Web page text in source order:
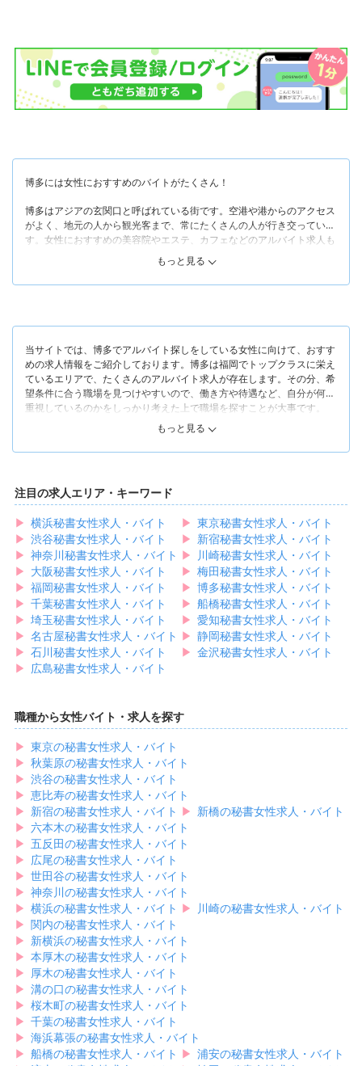
博多には女性におすすめのバイトがたくさん！
博多はアジアの玄関口と呼ばれている街です。空港や港からのアクセス
がよく、地元の人から観光客まで、常にたくさんの人が行き交っていま
す。女性におすすめの美容院やエステ、カフェなどのアルバイト求人も
豊富で、希望条件に合うお店を探しやすいエリアでもあります。
そんな博多は、博多駅の博多口と筑紫口で雰囲気がガラリと異なるとい
う特徴があります。まず「博多口」側は、駅ビルや大きなショッピング
が複数あるので、地元の人のみならず観光客でも賑わっています。
一方で「筑紫口」側はオフィスビルやビジネスホテルが並んでいる静か
な街です。古いビルやテナントも点在しており、昔ながらの風情が残っ
ています。
エリアごとに違う顔を見せる博多なら「賑やかな場所で楽しく働きた
い」「日本国内外からたくさんの人が押し寄せる場所で語学力を活かし
て働きたい」という女性から、「落ち着いた場所でゆっくり働きたい」
るアルバイト求人を見つけられます。当サイトでは、博多でアルバイト
す。
もっと見る
当サイトでは、博多でアルバイト探しをしている女性に向けて、おすす
めの求人情報をご紹介しております。博多は福岡でトップクラスに栄え
ているエリアで、たくさんのアルバイト求人が存在します。その分、希
望条件に合う職場を見つけやすいので、働き方や待遇など、自分が何を
重視しているのかをしっかり考えた上で職場を探すことが大事です。
たとえば、美容院やネイルサロンでは、研修システムやサポート体制を
整えている職場ばかりです。未経験者や無資格者、ブランクがある方も
ハイレベルなスキルを磨けるので、美容業界で長く活躍していきたいと
磨きつつ効率よく収入を増やしていけます。
一方で、飲食店やカフェにおいては、学生やフリーター、主婦などさま
ざまな方を歓迎している職場が多い傾向です。シフトの自由度の高さも
魅力で、プライベートの都合に合わせて無理なく働くことが可能です。
まかないや食事補助などの嬉しい福利厚生を用意している職場も目立ち
ます。おいしいものが好きな女性、食費を浮かせたい女性が大満足でき
る職種といえますよ。
このように、博多には魅力的なアルバイト求人が揃っています。当サイ
トでご紹介している求人はどれも人気店や有名店ばかりです。募集が早
期終了する可能性も考えられるので、気になる職場があればお早めに応
募してみてください！
もっと見る
注目の求人エリア・キーワード
▶︎ 横浜秘書女性求人・バイト ▶︎ 東京秘書女性求人・バイト
▶︎ 渋谷秘書女性求人・バイト ▶︎ 新宿秘書女性求人・バイト
▶︎ 神奈川秘書女性求人・バイト ▶︎
川崎秘書女性求人・バイト
▶︎ 大阪秘書女性求人・バイト ▶︎ 梅田秘書女性求人・バイト
▶︎ 福岡秘書女性求人・バイト ▶︎ 博多秘書女性求人・バイト
▶︎ 千葉秘書女性求人・バイト ▶︎ 船橋秘書女性求人・バイト
▶︎ 埼玉秘書女性求人・バイト ▶︎ 愛知秘書女性求人・バイト
▶︎ 名古屋秘書女性求人・バイト ▶︎ 静岡秘書女性求人・バイト
▶︎ 石川秘書女性求人・バイト ▶︎ 金沢秘書女性求人・バイト
▶︎ 広島秘書女性求人・バイト
職種から女性バイト・求人を探す
▶︎ 東京の秘書女性求人・バイト
▶︎ 秋葉原の秘書女性求人・バイト
▶︎ 渋谷の秘書女性求人・バイト
▶︎ 恵比寿の秘書女性求人・バイト
▶︎ 新宿の秘書女性求人・バイト ▶︎ 新橋の秘書女性求人・バイト
▶︎ 六本木の秘書女性求人・バイト
▶︎ 五反田の秘書女性求人・バイト
▶︎ 広尾の秘書女性求人・バイト
▶︎ 世田谷の秘書女性求人・バイト
▶︎ 神奈川の秘書女性求人・バイト
▶︎ 横浜の秘書女性求人・バイト ▶︎
川崎の秘書女性求人・バイト
▶︎ 関内の秘書女性求人・バイト
▶︎ 新横浜の秘書女性求人・バイト
▶︎ 本厚木の秘書女性求人・バイト
▶︎ 厚木の秘書女性求人・バイト
▶︎ 溝の口の秘書女性求人・バイト
▶︎ 桜木町の秘書女性求人・バイト
▶︎ 千葉の秘書女性求人・バイト
▶︎ 海浜幕張の秘書女性求人・バイト
▶︎ 船橋の秘書女性求人・バイト ▶︎ 浦安の秘書女性求人・バイト